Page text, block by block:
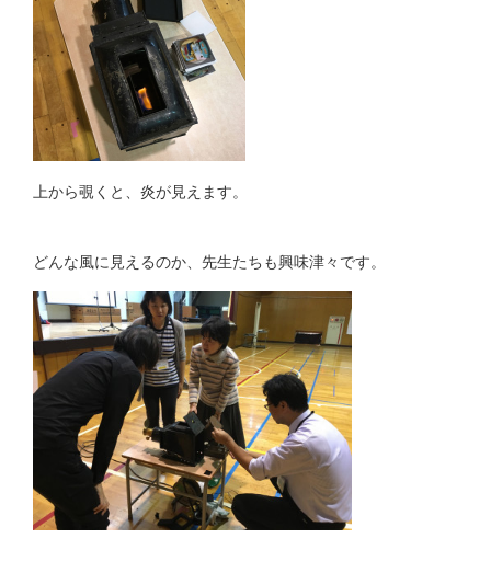
上から覗くと、炎が見えます。
どんな風に見えるのか、先生たちも興味津々です。